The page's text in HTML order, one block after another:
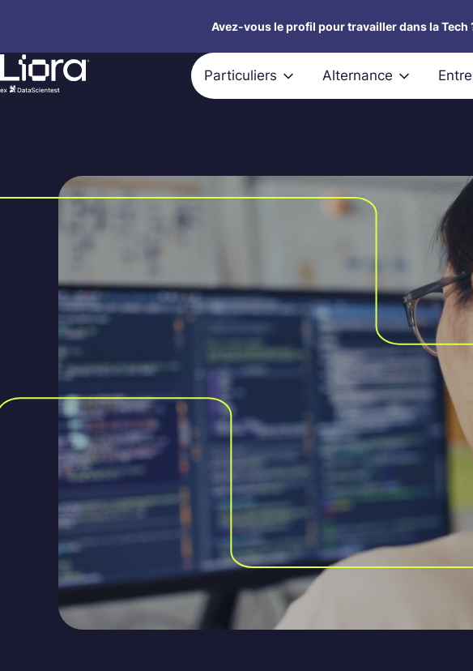
contenu
Avez-vous le profil pour travailler dans la Tech
Particuliers Alternance